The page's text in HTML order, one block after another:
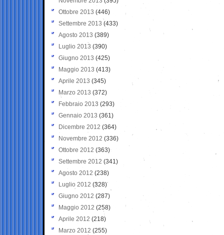
Ottobre 2013 (446)
Settembre 2013 (433)
Agosto 2013 (389)
Luglio 2013 (390)
Giugno 2013 (425)
Maggio 2013 (413)
Aprile 2013 (345)
Marzo 2013 (372)
Febbraio 2013 (293)
Gennaio 2013 (361)
Dicembre 2012 (364)
Novembre 2012 (336)
Ottobre 2012 (363)
Settembre 2012 (341)
Agosto 2012 (238)
Luglio 2012 (328)
Giugno 2012 (287)
Maggio 2012 (258)
Aprile 2012 (218)
Marzo 2012 (255)